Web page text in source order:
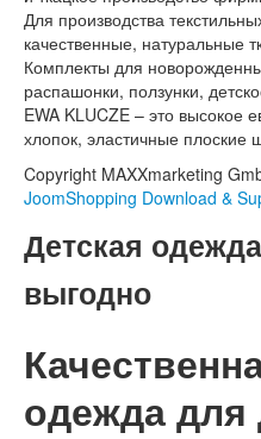
Для производства
качественные, натуральные
Комплекты для
распашонки, ползунки,
EWA KLUCZE – это высокое
хлопок, эластичные плоские
Copyright MAXXmarketing
JoomShopping Download &
Детская
выгодно
одежда для